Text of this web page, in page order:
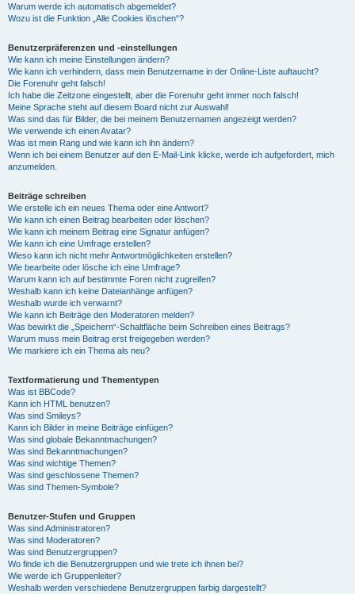
Warum werde ich automatisch abgemeldet?
Wozu ist die Funktion „Alle Cookies löschen“?
Benutzerpräferenzen und -einstellungen
Wie kann ich meine Einstellungen ändern?
Wie kann ich verhindern, dass mein Benutzername in der Online-Liste auftaucht?
Die Forenuhr geht falsch!
Ich habe die Zeitzone eingestellt, aber die Forenuhr geht immer noch falsch!
Meine Sprache steht auf diesem Board nicht zur Auswahl!
Was sind das für Bilder, die bei meinem Benutzernamen angezeigt werden?
Wie verwende ich einen Avatar?
Was ist mein Rang und wie kann ich ihn ändern?
Wenn ich bei einem Benutzer auf den E-Mail-Link klicke, werde ich aufgefordert, mich
anzumelden.
Beiträge schreiben
Wie erstelle ich ein neues Thema oder eine Antwort?
Wie kann ich einen Beitrag bearbeiten oder löschen?
Wie kann ich meinem Beitrag eine Signatur anfügen?
Wie kann ich eine Umfrage erstellen?
Wieso kann ich nicht mehr Antwortmöglichkeiten erstellen?
Wie bearbeite oder lösche ich eine Umfrage?
Warum kann ich auf bestimmte Foren nicht zugreifen?
Weshalb kann ich keine Dateianhänge anfügen?
Weshalb wurde ich verwarnt?
Wie kann ich Beiträge den Moderatoren melden?
Was bewirkt die „Speichern“-Schaltfläche beim Schreiben eines Beitrags?
Warum muss mein Beitrag erst freigegeben werden?
Wie markiere ich ein Thema als neu?
Textformatierung und Thementypen
Was ist BBCode?
Kann ich HTML benutzen?
Was sind Smileys?
Kann ich Bilder in meine Beiträge einfügen?
Was sind globale Bekanntmachungen?
Was sind Bekanntmachungen?
Was sind wichtige Themen?
Was sind geschlossene Themen?
Was sind Themen-Symbole?
Benutzer-Stufen und Gruppen
Was sind Administratoren?
Was sind Moderatoren?
Was sind Benutzergruppen?
Wo finde ich die Benutzergruppen und wie trete ich ihnen bei?
Wie werde ich Gruppenleiter?
Weshalb werden verschiedene Benutzergruppen farbig dargestellt?